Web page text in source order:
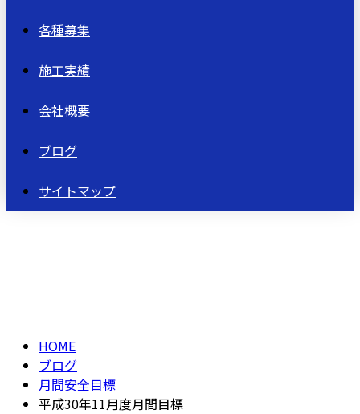
各種募集
施工実績
会社概要
ブログ
サイトマップ
HOME
ブログ
月間安全目標
平成30年11月度月間目標